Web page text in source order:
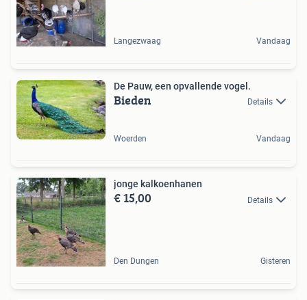
Langezwaag Vandaag
De Pauw, een opvallende vogel.
Bieden Details
Woerden Vandaag
jonge kalkoenhanen
€ 15,00 Details
Den Dungen Gisteren